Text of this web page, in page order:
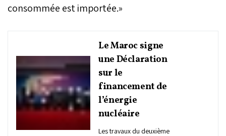
consommée est importée.»
Le Maroc signe
une Déclaration
sur le
financement de
l’énergie
nucléaire
Les travaux du deuxième